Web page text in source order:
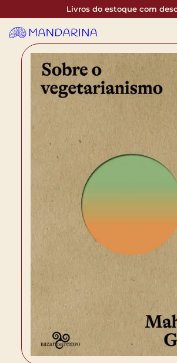
Livros do estoque com